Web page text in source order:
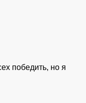
победить, но я